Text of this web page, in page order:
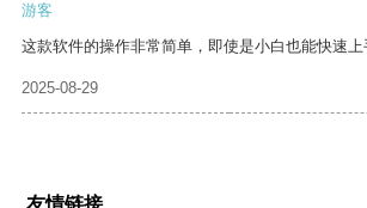
游客
这款软件的操作非常简单，即使是小白也能快速上
2025-08-29